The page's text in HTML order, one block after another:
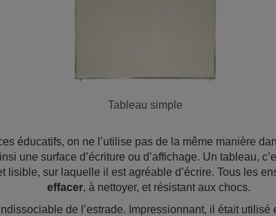
Tableau simple
éducatifs, on ne l’utilise pas de la même manière
une surface d’écriture ou d’affichage. Un tableau,
sur laquelle il est agréable d’écrire. Tous les
effacer, à nettoyer, et résistant aux chocs.
de l’estrade. Impressionnant, il était